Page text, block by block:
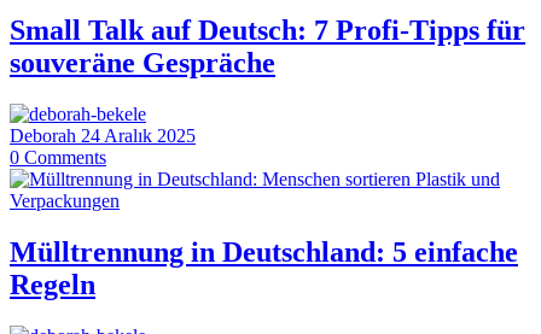
Small Talk auf Deutsch: 7 Profi-Tipps für
souveräne Gespräche
Deborah 24 Aralık 2025
0 Comments
Mülltrennung in Deutschland: 5 einfache
Regeln